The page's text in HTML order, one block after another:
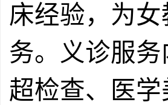
床经验，为
务。义诊服
超检查、医